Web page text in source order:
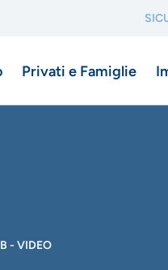
Privati e Famiglie
- VIDEO